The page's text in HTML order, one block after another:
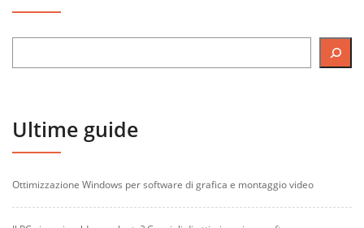
Ultime guide
Ottimizzazione Windows per software di grafica e montaggio video